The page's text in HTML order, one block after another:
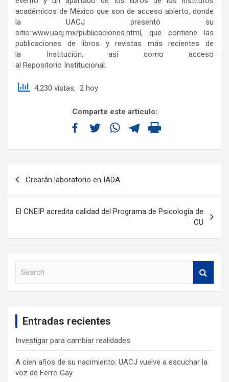
académicos de México que son de acceso abierto, donde
la UACJ presentó su
sitio: www.uacj.mx/publicaciones.html, que contiene las
publicaciones de libros y revistas más recientes de
la Institución, así como acceso
al Repositorio Institucional.
4,230 vistas, 2 hoy
Comparte este artículo:
Crearán laboratorio en IADA
El CNEIP acredita calidad del Programa de Psicología de
CU
Entradas recientes
Investigar para cambiar realidades
A cien años de su nacimiento: UACJ vuelve a escuchar la
voz de Ferro Gay